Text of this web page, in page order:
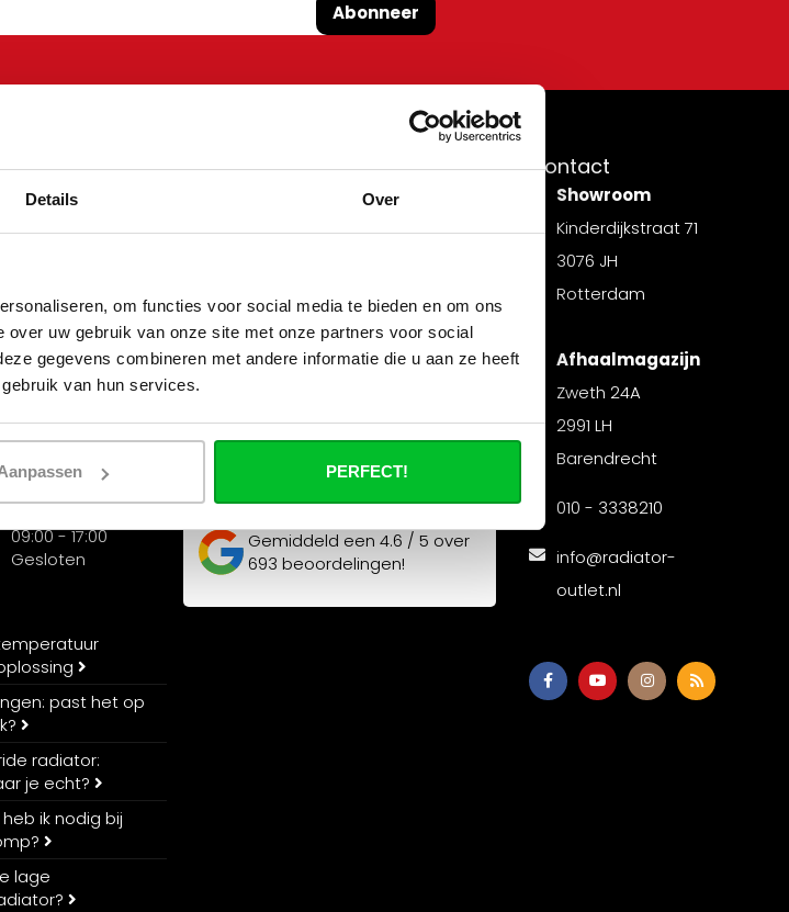
Details Over
om functies voor social media te bieden en om ons
uw gebruik van onze site met onze partners voor social
gegevens combineren met andere informatie die u aan ze heeft
van hun services.
PERFECT!
Abonneer
Gesloten
09:00-18:00
09:00-17:00
12:00-17:00
09:00 - 18:00
09:00 - 18:00
09:00 - 18:00
09:00 - 17:00
Gesloten
past het op
radiator:
je echt?
ik nodig bij
lage
Mijn account
Mijn bestellingen
Mijn verlanglijst
Vergelijk
Alle producten
Gemiddeld een4.6 / 5 over
693 beoordelingen!
Contact
Showroom
Kinderdijkstraat 71
3076 JH
Rotterdam
Afhaalmagazijn
Zweth 24A
2991 LH
Barendrecht
010 - 3338210
info@radiator-
outlet.nl